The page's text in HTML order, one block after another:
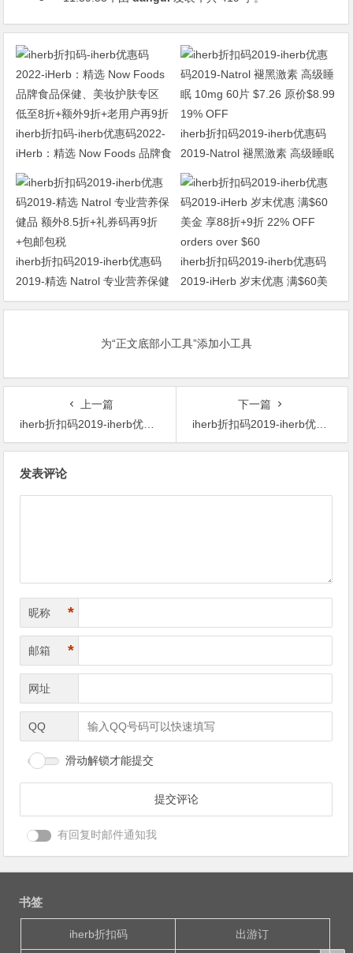
iherb折扣码-iherb优惠码2022-
iHerb：精选 Now Foods 品牌食
品保健、美妆护肤专区 低至8折
iherb折扣码2019-iherb优惠码
2019-Natrol 褪黑激素 高级睡眠
10mg 60片 $7.26 原价$8.99
iherb折扣码2019-iherb优惠码
2019-精选 Natrol 专业营养保健
品 额外8.5折+礼券码再9折+包
iherb折扣码2019-iherb优惠码
2019-iHerb 岁末优惠 满$60美
金 享88折+9折 22% OFF
为“正文底部小工具”添加小工具
上一篇
iherb折扣码2019-iherb优惠码2019-iHerb 欢庆23周年庆iHerb 精选 保养和精华优选产品(护理 & 精华液)，使用折扣码 23SERUMS 享有23%折扣
下一篇
iherb折扣码2019-iherb优惠码2019-iHerb 十一黄金周提前购香港、台湾、澳门、中国大陆订单满99美元，使用折扣码 CHINA2019 立享限时88折
发表评论
昵称 *
邮箱 *
网址
QQ
滑动解锁才能提交
有回复时邮件通知我
书签
iherb折扣码 出游订